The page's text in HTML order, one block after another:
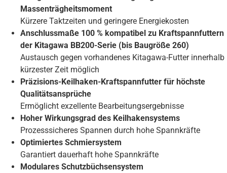
Massenträgheitsmoment
Kürzere Taktzeiten und geringere Energiekosten
Anschlussmaße 100 % kompatibel zu Kraftspannfuttern
der Kitagawa BB200-Serie (bis Baugröße 260)
Austausch gegen vorhandenes Kitagawa-Futter innerhalb
kürzester Zeit möglich
Präzisions-Keilhaken-Kraftspannfutter für höchste
Qualitätsansprüche
Ermöglicht exzellente Bearbeitungsergebnisse
Hoher Wirkungsgrad des Keilhakensystems
Prozesssicheres Spannen durch hohe Spannkräfte
Optimiertes Schmiersystem
Garantiert dauerhaft hohe Spannkräfte
Modulares Schutzbüchsensystem